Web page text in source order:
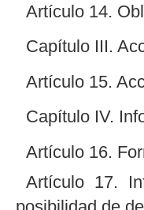
Artículo 14.
Capítulo III.
Artículo 15.
Capítulo IV.
Artículo 16.
Artículo 17.
posibilidad de